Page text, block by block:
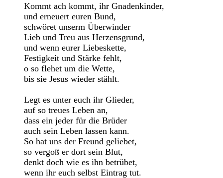
Kommt ach kommt, ihr Gnadenkinder,
und erneuert euren Bund,
schwöret unserm Überwinder
Lieb und Treu aus Herzensgrund,
und wenn eurer Liebeskette,
Festigkeit und Stärke fehlt,
o so flehet um die Wette,
bis sie Jesus wieder stählt.
Legt es unter euch ihr Glieder,
auf so treues Leben an,
dass ein jeder für die Brüder
auch sein Leben lassen kann.
So hat uns der Freund geliebet,
so vergoß er dort sein Blut,
denkt doch wie es ihn betrübet,
wenn ihr euch selbst Eintrag tut.